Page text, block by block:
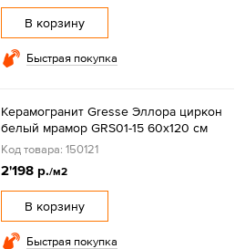
В корзину
Быстрая покупка
Керамогранит Gresse Эллора циркон
белый мрамор GRS01-15 60х120 см
Код товара: 150121
2'198 р./м2
В корзину
Быстрая покупка